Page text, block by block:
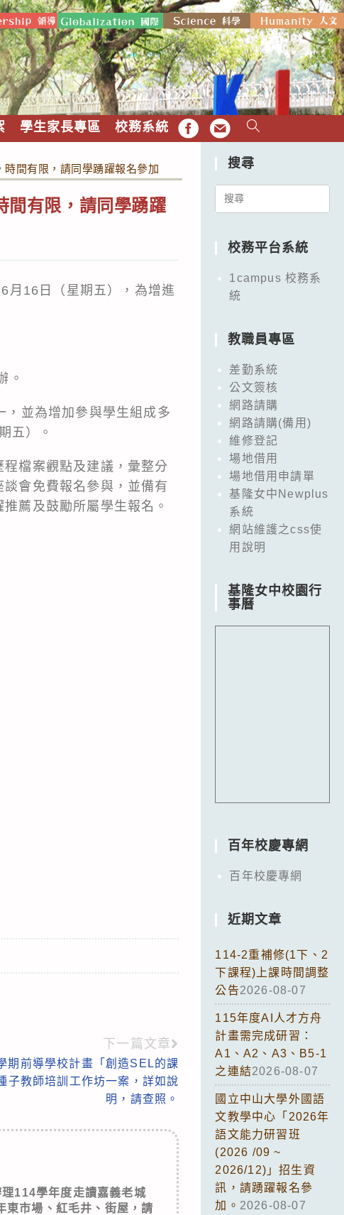
學生家長專區 校務系統 FB EMAIL
間有限，請同學踴躍報名參加
間有限，請同學踴躍
月16日（星期五），為增進
。
，並為增加參與學生組成多
五）。
檔案觀點及建議，彙整分
會免費報名參與，並備有
薦及鼓勵所屬學生報名。
下一篇文章
期前導學校計畫「創造SEL的課
子教師培訓工作坊一案，詳如說
明，請查照。
114學年度走讀嘉義老城
東市場、紅毛井、街屋，請
搜尋
Search
校務平台系統
1campus 校務系
統
教職員專區
差勤系統
公文簽核
網路請購
網路請購(備用)
維修登記
場地借用
場地借用申請單
基隆女中Newplus
系統
網站維護之css使
用說明
基隆女中校園行
事曆
百年校慶專網
百年校慶專網
近期文章
114-2重補修(1下、2
下課程)上課時間調整
公告2026-08-07
115年度AI人才方舟
計畫需完成研習：
A1、A2、A3、B5-1
之連結2026-08-07
國立中山大學外國語
文教學中心「2026年
語文能力研習班
(2026 /09 ~
2026/12)」招生資
訊，請踴躍報名參
加。 2026-08-07